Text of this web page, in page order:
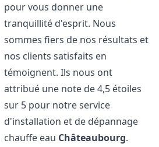
pour vous donner une
tranquillité d'esprit. Nous
sommes fiers de nos résultats et
nos clients satisfaits en
témoignent. Ils nous ont
attribué une note de 4,5 étoiles
sur 5 pour notre service
d'installation et de dépannage
chauffe eau Châteaubourg.